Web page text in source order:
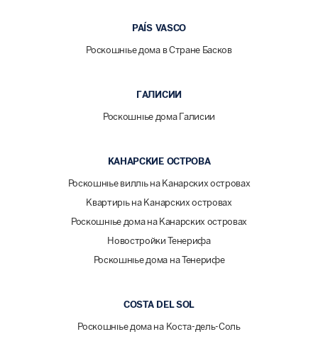
PAÍS VASCO
Роскошные дома в Стране Басков
ГАЛИСИИ
Роскошные дома Галисии
КАНАРСКИЕ ОСТРОВА
Роскошные виллы на Канарских островах
Квартиры на Канарских островах
Роскошные дома на Канарских островах
Новостройки Тенерифа
Роскошные дома на Тенерифе
COSTA DEL SOL
Роскошные дома на Коста-дель-Соль